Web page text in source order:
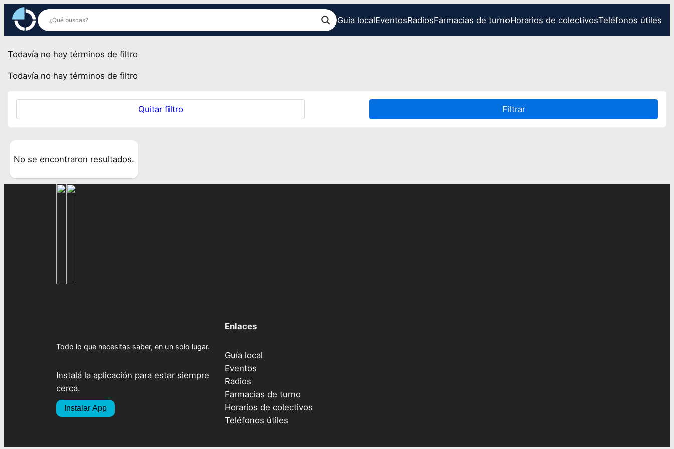
Saltar
contenido
Guía localEventosRadiosFarmacias de turnoHorarios de colectivosTeléfonos útiles
Todavía no hay términos de filtro
Todavía no hay términos de filtro
Filtrar
Quitar filtro
No se encontraron resultados.
Todo lo que necesitas saber, en un solo lugar.
Instalá la aplicación para estar siempre
cerca.
Instalar App
Enlaces
Guía local
Eventos
Radios
Farmacias de turno
Horarios de colectivos
Teléfonos útiles